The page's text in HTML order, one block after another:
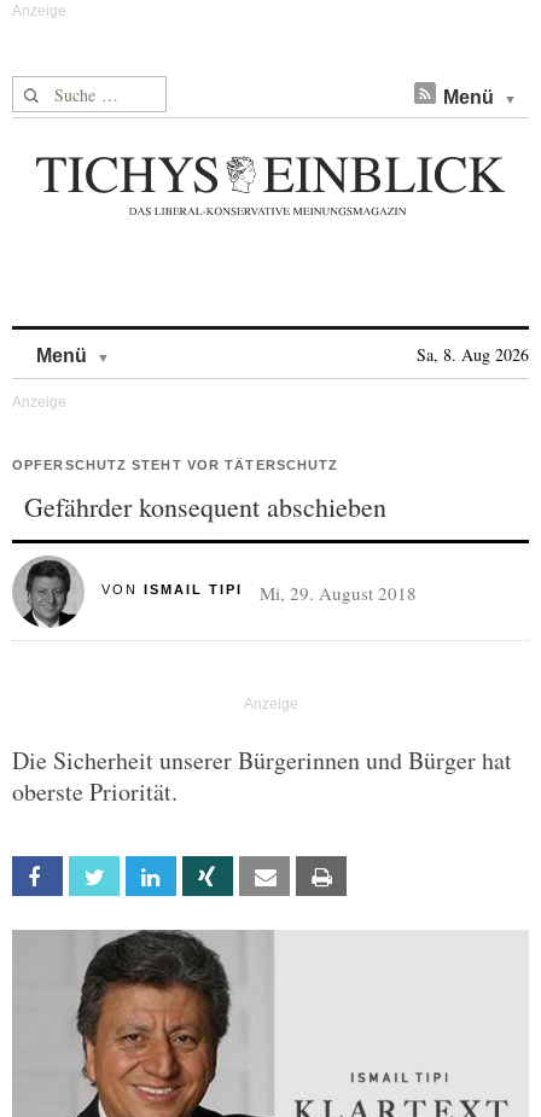
Suche nach: Menü
Menü Sa, 8. Aug 2026
OPFERSCHUTZ STEHT VOR TÄTERSCHUTZ
Gefährder konsequent abschieben
VON ISMAIL TIPI Mi, 29. August 2018
Die Sicherheit unserer Bürgerinnen und Bürger hat
oberste Priorität.
Facebook Twitter Linkedin Xing Email